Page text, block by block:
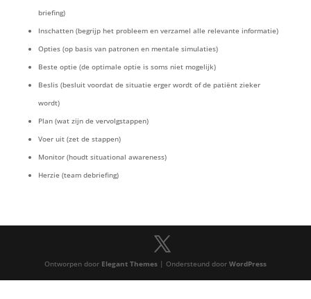
briefing)
Inschatten (begrijp het probleem en verzamel alle relevante informatie)
Opties (op basis van patronen en mentale simulaties)
Beste optie (de optimale optie is soms niet mogelijk)
Beslis (besluit voordat de situatie erger wordt of de patiënt zieker
wordt)
Plan (wat zijn de vervolgstappen)
Voer uit (zet de stappen)
Monitor (houdt situational awareness)
Herzie (team debriefing)
Ontworpen door Elegant Themes| Ondersteund door WordPress